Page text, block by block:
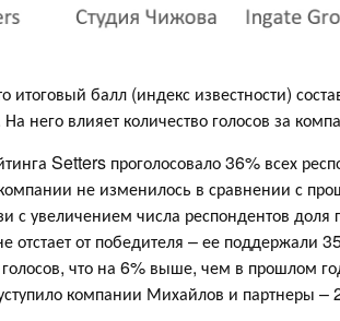
итоговый балл (индекс известности)
него влияет количество голосов за
Setters проголосовало 36% всех
не изменилось в сравнении с
с увеличением числа респондентов
отстает от победителя – ее
что на 6% выше, чем в прошлом
компании Михайлов и партнеры –